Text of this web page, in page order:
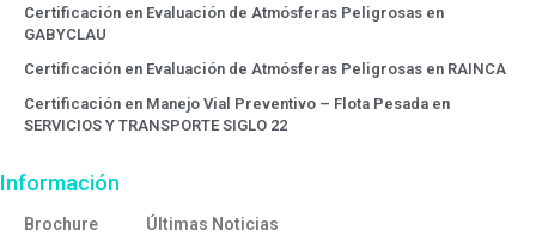
Certificación en Evaluación de Atmósferas Peligrosas en
GABYCLAU
Certificación en Evaluación de Atmósferas Peligrosas en RAINCA
Certificación en Manejo Vial Preventivo – Flota Pesada en
SERVICIOS Y TRANSPORTE SIGLO 22
Información
Brochure
Últimas Noticias